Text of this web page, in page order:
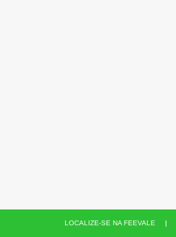
LOCALIZE-SE NA FEEVALE